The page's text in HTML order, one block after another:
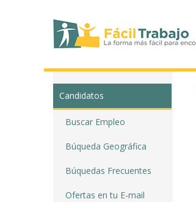
Candidatos
Buscar Empleo
Búqueda Geográfica
Búquedas Frecuentes
Ofertas en tu E-mail